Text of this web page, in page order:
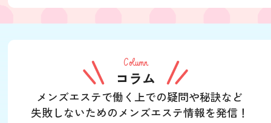
Column
コラム
メンズエステで働く上での疑問や秘訣など
失敗しないためのメンズエステ情報を発信！